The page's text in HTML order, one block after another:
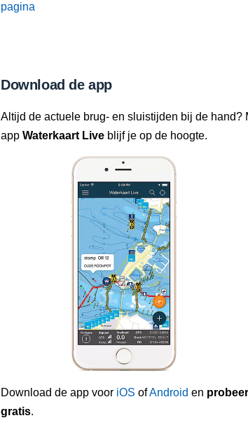
pagina
Download de app
Altijd de actuele brug- en sluistijden bij de hand?
app Waterkaart Live blijf je op de hoogte.
Download de app voor iOS ofAndroid en
gratis.